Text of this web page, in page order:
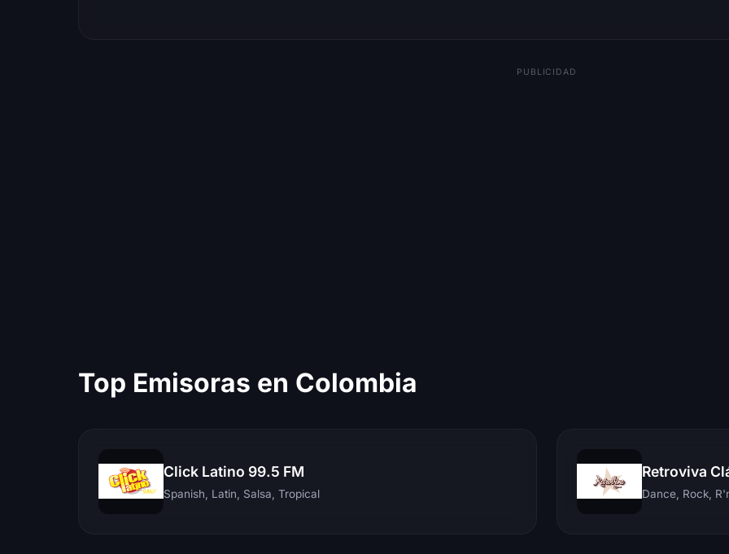
PUBLICIDAD
Top Emisoras en Colombia
Click Latino 99.5 FM
Spanish, Latin, Salsa, Tropical
Retroviva
Dance, Rock,